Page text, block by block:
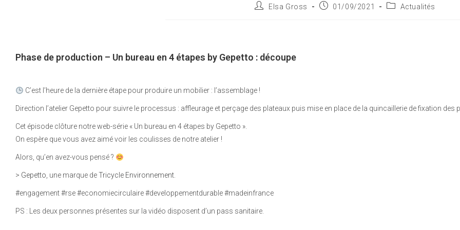
Elsa Gross 01/09/2021 Actualités
Phase de production – Un bureau en 4 étapes by Gepetto : découpe
C’est l’heure de la dernière étape pour produire un mobilier : l’assemblage !
Direction l’atelier Gepetto pour suivre le processus : affleurage et perçage des plateaux puis mise en place de la quincaillerie de fixation des
Cet épisode clôture notre web-série « Un bureau en 4 étapes by Gepetto ».
On espère que vous avez aimé voir les coulisses de notre atelier !
Alors, qu’en avez-vous pensé ?
> Gepetto, une marque deTricycle Environnement.
#engagement #rse #economiecirculaire #developpementdurable #madeinfrance
PS : Les deux personnes présentes sur la vidéo disposent d’un pass sanitaire.